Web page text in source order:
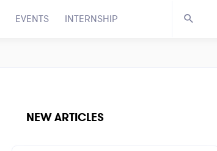
EVENTS INTERNSHIP
NEW ARTICLES